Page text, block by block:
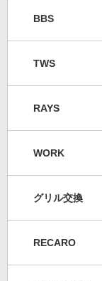
BBS
TWS
RAYS
WORK
グリル交換
RECARO